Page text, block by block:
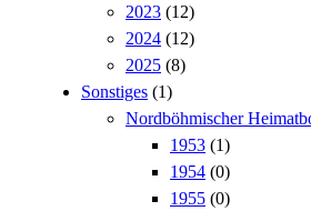
2023 (12)
2024 (12)
2025 (8)
Sonstiges (1)
Nordböhmischer
1953 (1)
1954 (0)
1955 (0)